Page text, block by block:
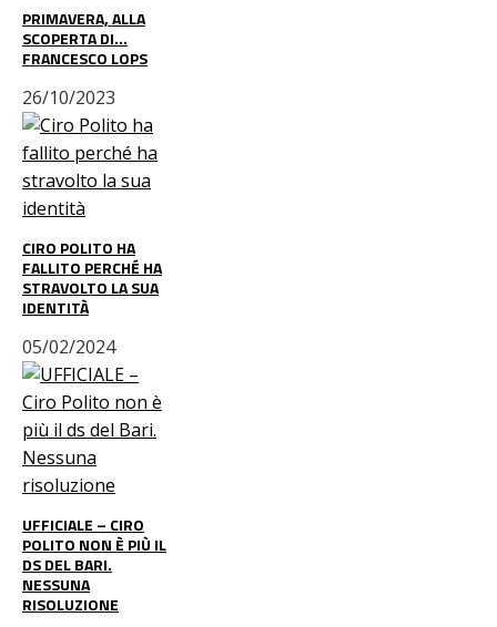
PRIMAVERA, ALLA
SCOPERTA DI…
FRANCESCO LOPS
26/10/2023
CIRO POLITO HA
FALLITO PERCHÉ HA
STRAVOLTO LA SUA
IDENTITÀ
05/02/2024
UFFICIALE – CIRO
POLITO NON È PIÙ IL
DS DEL BARI.
NESSUNA
RISOLUZIONE